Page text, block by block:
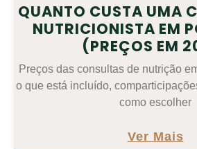
QUANTO CUSTA UMA
NUTRICIONISTA EM
(PREÇOS EM
Preços das consultas de nutrição
o que está incluído,
como escolher
Ver Mais